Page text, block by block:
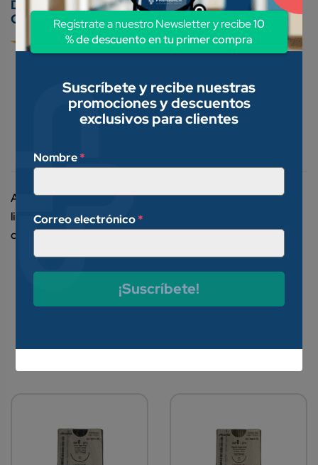
Conoce nuestros métodos de pago:
Descripción
Auxiliar en la aplicación de medicamentos, curaciones,
limpieza de la piel, aplicación de quitaesmalte y
desmaquillantes. De gran absorbencia y suavidad.
Suscríbete y recibe nuestras
promociones y descuentos
exclusivos para clientes
Nombre*
Correo electrónico*
¡Suscríbete!
Regístrate a nuestro Newsletter y recibe10
% de descuento en tu primer compra